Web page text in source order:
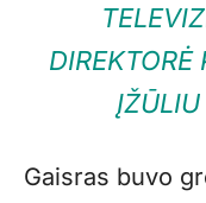
Gaisras buvo